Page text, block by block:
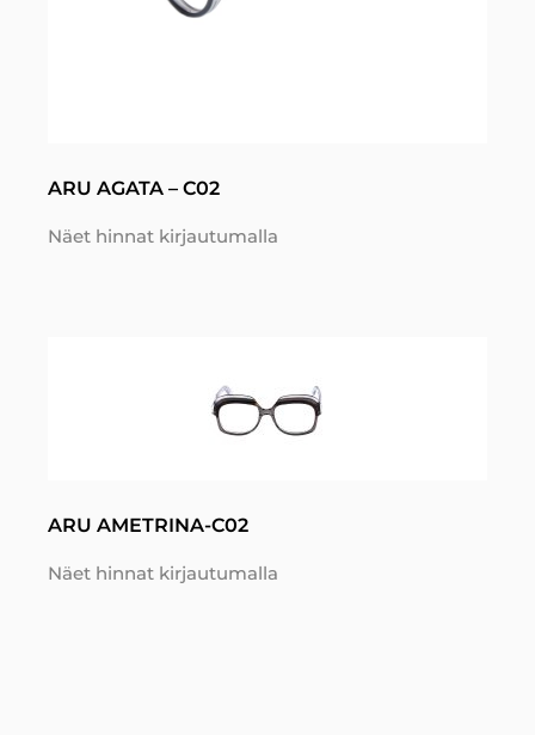
ARU AGATA – C02
Näet hinnat kirjautumalla
ARU AMETRINA-C02
Näet hinnat kirjautumalla